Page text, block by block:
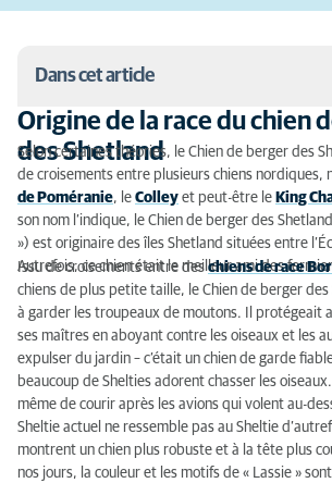
Dans cet article
Origine de la race du chien de berger
Quel est le caractère du Berger des
Quelle activité physique pour un
Shetland ?
Comment toiletter un Berger des
Comment dresser un chien de
Quelle taille a le Berger des Shetland
Quelle est la couleur du Chien de
Shetland ?
Origine de la race du chien
des Shetland
Selon certaines théories, le Chien de berger des
de croisements entre plusieurs chiens nordiques,
de Poméranie, le Colley et peut-être le King
son nom l’indique, le Chien de berger des
») est originaire des îles Shetland situées entre
Autrefois, ce chien était le meilleur ami des
Issu de croisements entre deschiens de race
chiens de plus petite taille, le Chien de berger
à garder les troupeaux de moutons. Il protégeait
ses maîtres en aboyant contre les oiseaux et les
expulser du jardin – c’était un chien de garde
beaucoup de Shelties adorent chasser les
même de courir après les avions qui volent au-
Sheltie actuel ne ressemble pas au Sheltie
montrent un chien plus robuste et à la tête plus
nos jours, la couleur et les motifs de « Lassie »